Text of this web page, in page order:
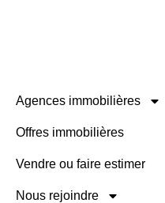
Agences immobilières
Offres immobilières
Vendre ou faire estimer
Nous rejoindre